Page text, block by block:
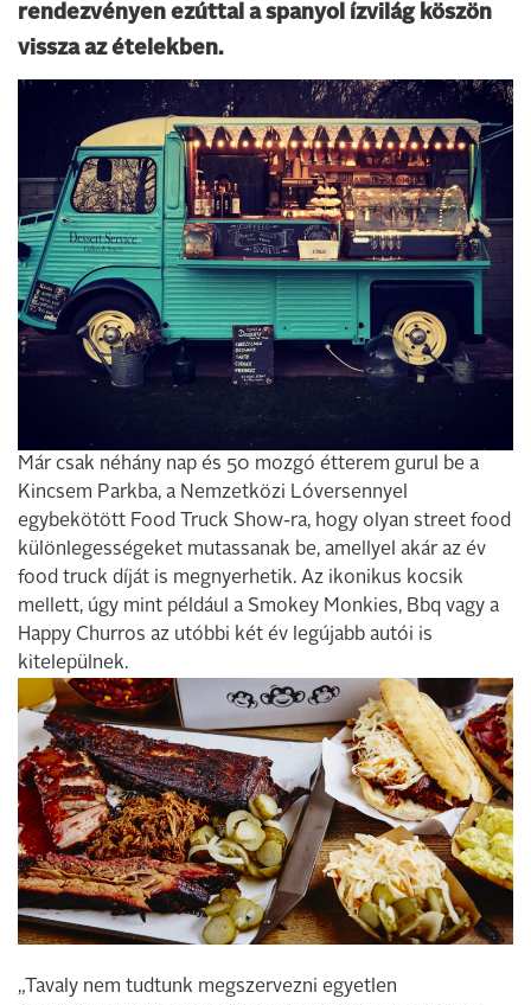
rendezvényen ezúttal a spanyol ízvilág köszön
vissza az ételekben.
Már csak néhány nap és 50 mozgó étterem gurul be a
Kincsem Parkba, a Nemzetközi Lóversennyel
egybekötött Food Truck Show-ra, hogy olyan street food
különlegességeket mutassanak be, amellyel akár az év
food truck díját is megnyerhetik. Az ikonikus kocsik
mellett, úgy mint például a Smokey Monkies, Bbq vagy a
Happy Churros az utóbbi két év legújabb autói is
kitelepülnek.
„Tavaly nem tudtunk megszervezni egyetlen